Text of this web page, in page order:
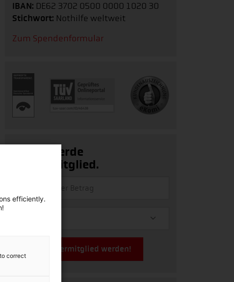
IBAN: DE62 3702 0500 0000 1020 30
Stichwort: Nothilfe weltweit
Zum Spendenformular
Ja, ich werde
Fördermitglied.
Jetzt Fördermitglied werden!
efficiently.
correct